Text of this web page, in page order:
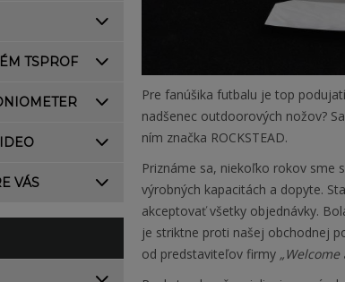
TSPROF
VÁS
Pre fanúšika futbalu je top
nadšenec outdoorových nožov?
ním značka ROCKSTEAD.
Priznáme sa, niekoľko rokov sme
výrobných kapacitách a dopyte.
akceptovať všetky objednávky.
je striktne proti našej obchodnej
od predstaviteľov firmy „Welcome